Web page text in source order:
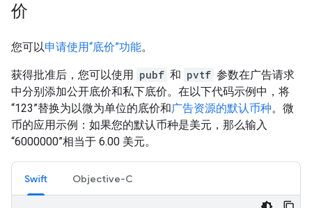
价
您可以申请使用“底价”功能。
获得批准后，您可以使用 pubf 和 pvtf 参数在广告请求
中分别添加公开底价和私下底价。在以下代码示例中，将
“123”替换为以微为单位的底价和广告资源的默认币种。微
币的应用示例：如果您的默认币种是美元，那么输入
“6000000”相当于 6.00 美元。
Swift Objective-C